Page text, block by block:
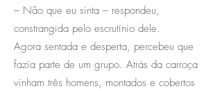
– Não que eu sinta – respondeu,
constrangida pelo escrutínio dele.
Agora sentada e desperta, percebeu que
fazia parte de um grupo. Atrás da carroça
vinham três homens, montados e cobertos